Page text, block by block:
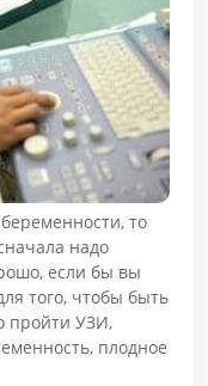
то
надо
если бы вы
того, чтобы быть
пройти УЗИ,
плодное